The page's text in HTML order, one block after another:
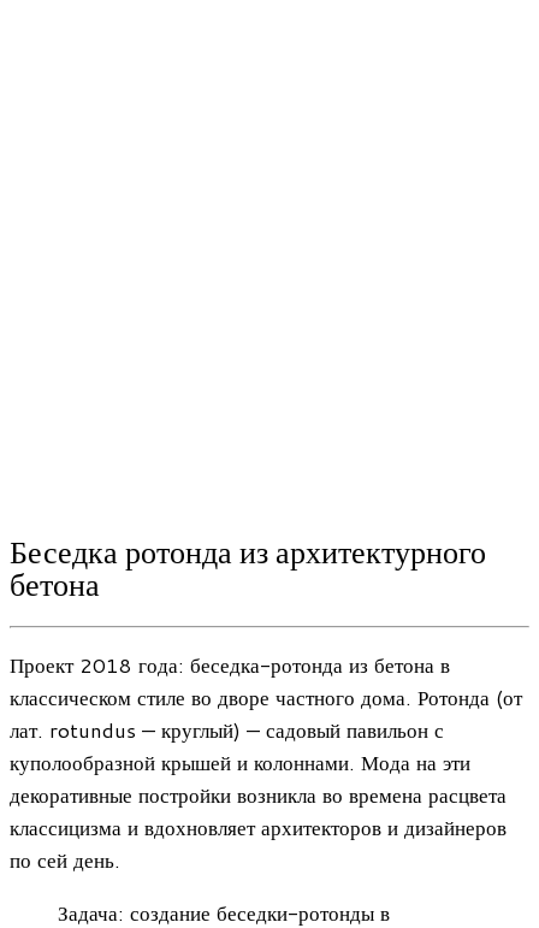
Беседка ротонда из архитектурного
бетона
Проект 2018 года: беседка-ротонда из бетона в
классическом стиле во дворе частного дома. Ротонда (от
лат. rotundus — круглый) — садовый павильон с
куполообразной крышей и колоннами. Мода на эти
декоративные постройки возникла во времена расцвета
классицизма и вдохновляет архитекторов и дизайнеров
по сей день.
Задача: создание беседки-ротонды в